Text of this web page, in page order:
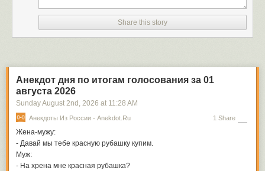
Share this story
Анекдот дня по итогам голосования за 01
августа 2026
Sunday August 2nd , 2026 at 11:28 AM
Анекдоты Из России - Anekdot.ru 1 Share
Жена-мужу:
- Давай мы тебе красную рубашку купим.
Муж:
- На хрена мне красная рубашка?